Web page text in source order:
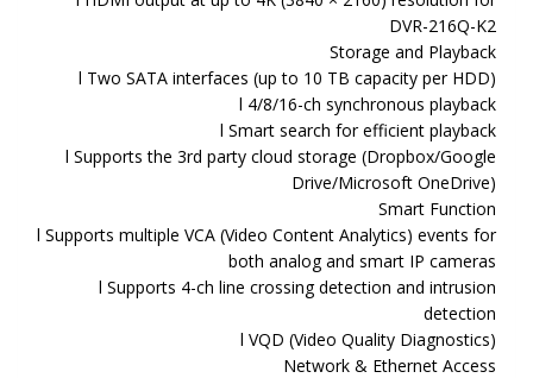
DVR-216Q-K2
Storage and Playback
l Two SATA interfaces (up to 10 TB capacity per HDD)
l 4/8/16-ch synchronous playback
l Smart search for efficient playback
l Supports the 3rd party cloud storage (Dropbox/Google
Drive/Microsoft OneDrive)
Smart Function
l Supports multiple VCA (Video Content Analytics) events for
both analog and smart IP cameras
l Supports 4-ch line crossing detection and intrusion
detection
l VQD (Video Quality Diagnostics)
Network & Ethernet Access